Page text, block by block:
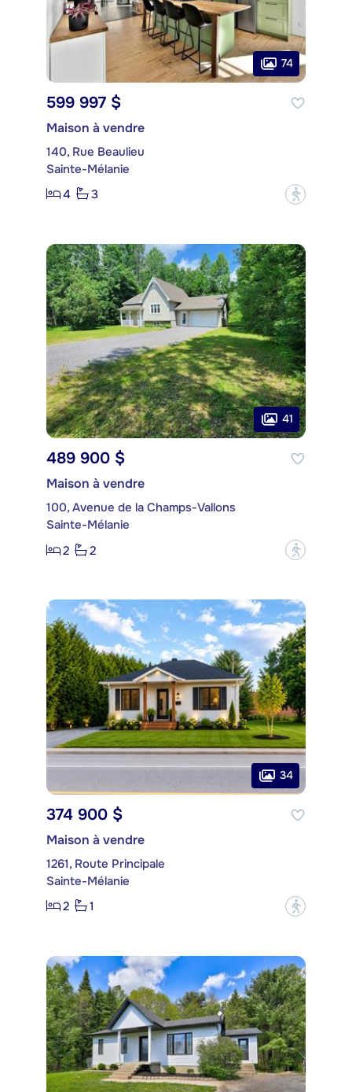
74
599 997 $
Maison à vendre
140, Rue Beaulieu
Sainte-Mélanie
4
3 ?
41
489 900 $
Maison à vendre
100, Avenue de la Champs-Vallons
Sainte-Mélanie
2
2 ?
34
374 900 $
Maison à vendre
1261, Route Principale
Sainte-Mélanie
2
1 ?